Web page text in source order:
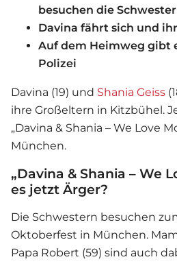
besuchen die
Davina fährt sich und
Auf dem Heimweg gibt
Polizei
Davina (19) und Shania Geiss
ihre Großeltern in Kitzbühel.
„Davina & Shania – We Love
München.
„Davina & Shania – We
es jetzt Ärger?
Die Schwestern besuchen
Oktoberfest in München.
Papa Robert (59) sind auch